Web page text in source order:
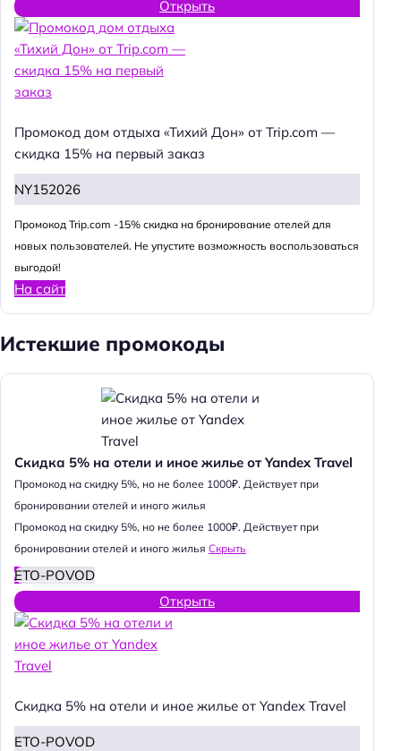
Открыть
Промокод дом отдыха «Тихий Дон» от Trip.com —
скидка 15% на первый заказ
NY152026
Промокод Trip.com -15% скидка на бронирование отелей для
новых пользователей. Не упустите возможность воспользоваться
выгодой!
На сайт
Истекшие промокоды
Скидка 5% на отели и иное жилье от Yandex Travel
Промокод на скидку 5%, но не более 1000₽. Действует при
бронировании отелей и иного жилья
Промокод на скидку 5%, но не более 1000₽. Действует при
бронировании отелей и иного жилья Скрыть
ETO-POVOD
Открыть
Скидка 5% на отели и иное жилье от Yandex Travel
ETO-POVOD